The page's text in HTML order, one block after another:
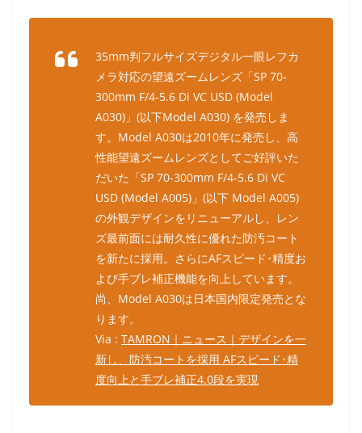
35mm判フルサイズデジタル一眼レフカ
メラ対応の望遠ズームレンズ「SP 70-
300mm F/4-5.6 Di VC USD (Model
A030)」(以下Model A030) を発売しま
す。Model A030は2010年に発売し、高
性能望遠ズームレンズとしてご好評いた
だいた「SP 70-300mm F/4-5.6 Di VC
USD (Model A005)」(以下 Model A005)
の外観デザインをリニューアルし、レン
ズ最前面には耐久性に優れた防汚コート
を新たに採用。さらにAFスピード･精度お
よび手ブレ補正機能を向上しています。
尚、Model A030は日本国内限定発売とな
ります。
Via : TAMRON｜ニュース｜デザインを一
新し、防汚コートを採用 AFスピード･精
度向上と手ブレ補正4.0段を実現